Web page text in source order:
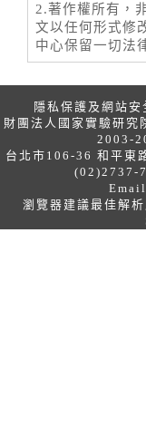
2.著作權所有，
文以任何形式修
中心保留一切法
隱私保護及網站安
財團法人國家實驗研究
2003-
台北市106-36 和平東
(02)2737-
瀏覽器建議最佳解